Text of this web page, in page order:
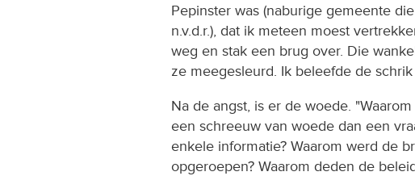
Pepinster was (naburige gemeente
n.v.d.r.), dat ik meteen moest
weg en stak een brug over. Die
ze meegesleurd. Ik beleefde de
Na de angst, is er de woede.
een schreeuw van woede dan een
enkele informatie? Waarom werd de
opgeroepen? Waarom deden de